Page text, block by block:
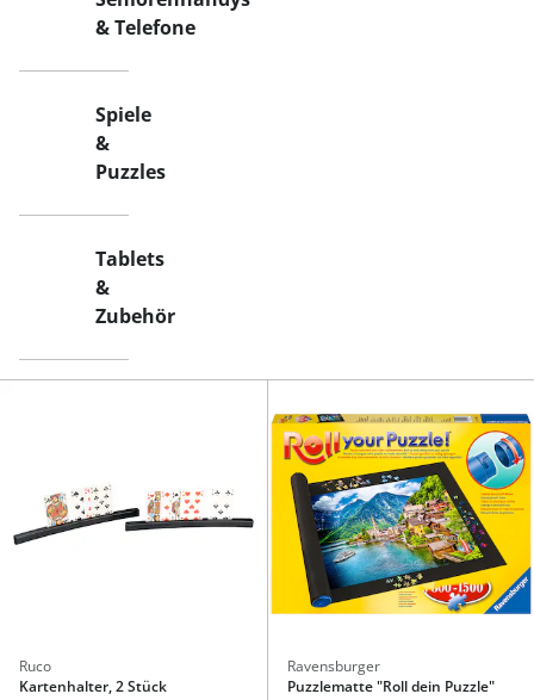
& Telefone
Spiele
&
Puzzles
Tablets
&
Zubehör
Ruco
Kartenhalter, 2 Stück
Ravensburger
Puzzlematte "Roll dein Puzzle"